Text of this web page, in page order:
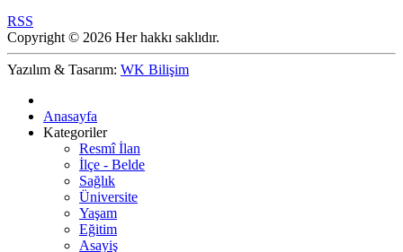
RSS
Copyright © 2026 Her hakkı saklıdır.
Yazılım & Tasarım: WK Bilişim
Anasayfa
Kategoriler
Resmî İlan
İlçe - Belde
Sağlık
Üniversite
Yaşam
Eğitim
Asayiş